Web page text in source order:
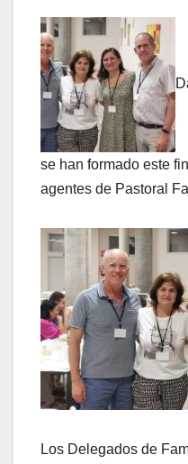
se han formado este
agentes de Pastoral
Los Delegados de